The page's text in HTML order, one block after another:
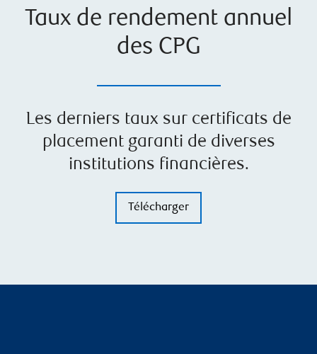
Taux de rendement annuel
des CPG
Les derniers taux sur certificats de
placement garanti de diverses
institutions financières.
Télécharger